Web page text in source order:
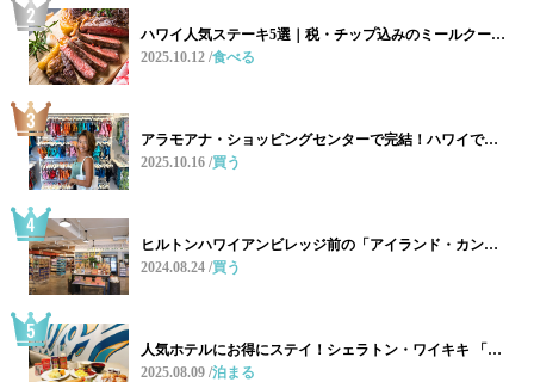
ハワイ人気ステーキ5選｜税・チップ込みのミールクー…
2025.10.12 食べる
アラモアナ・ショッピングセンターで完結！ハワイで…
2025.10.16 買う
ヒルトンハワイアンビレッジ前の「アイランド・カン…
2024.08.24 買う
人気ホテルにお得にステイ！シェラトン・ワイキキ 「…
2025.08.09 泊まる